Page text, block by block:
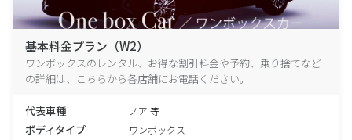
基本料金プラン（W2）
ワンボックスのレンタル、お得な割引料金や予約、乗り捨てなど
の詳細は、こちらから各店舗にお電話ください。
代表車種 ノア 等
ボディタイプ ワンボックス